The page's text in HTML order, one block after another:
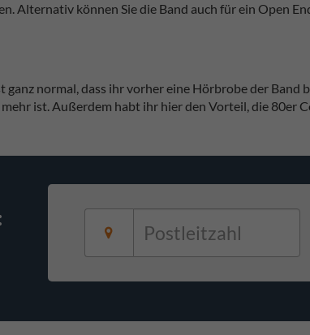
Alternativ können Sie die Band auch für ein Open
normal, dass ihr vorher eine Hörbrobe der
ist. Außerdem habt ihr hier den Vorteil, die 80er